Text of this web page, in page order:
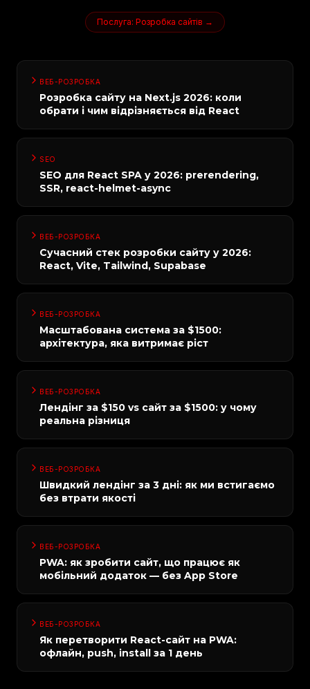
Послуга: Розробка сайтів →
ВЕБ-РОЗРОБКА
Розробка сайту на Next.js 2026: коли
обрати і чим відрізняється від React
SEO
SEO для React SPA у 2026: prerendering,
SSR, react-helmet-async
ВЕБ-РОЗРОБКА
Сучасний стек розробки сайту у 2026:
React, Vite, Tailwind, Supabase
ВЕБ-РОЗРОБКА
Масштабована система за $1500:
архітектура, яка витримає ріст
ВЕБ-РОЗРОБКА
Лендінг за $150 vs сайт за $1500: у чому
реальна різниця
ВЕБ-РОЗРОБКА
Швидкий лендінг за 3 дні: як ми встигаємо
без втрати якості
ВЕБ-РОЗРОБКА
PWA: як зробити сайт, що працює як
мобільний додаток — без App Store
ВЕБ-РОЗРОБКА
Як перетворити React-сайт на PWA:
офлайн, push, install за 1 день